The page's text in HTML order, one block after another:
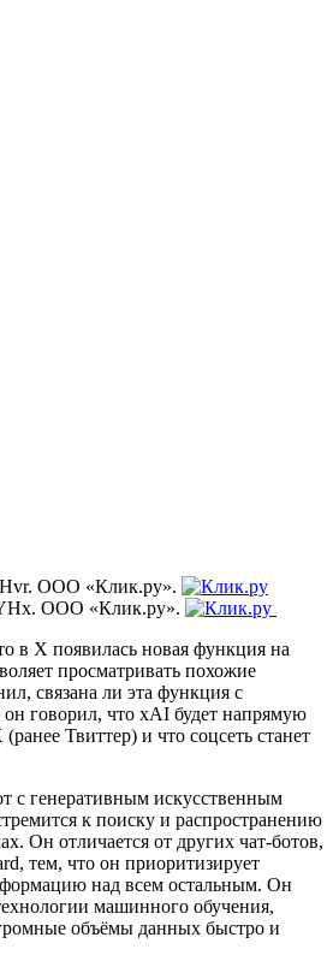
ООО «Клик.ру».
ООО «Клик.ру».
в X появилась новая функция на
просматривать похожие
связана ли эта функция с
говорил, что xAI будет напрямую
Твиттер) и что соцсеть станет
с генеративным искусственным
к поиску и распространению
Он отличается от других чат-ботов,
тем, что он приоритизирует
над всем остальным. Он
машинного обучения,
объёмы данных быстро и